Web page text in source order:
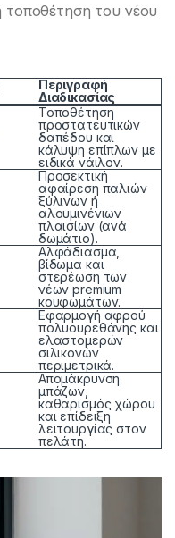
του νέου
Περιγραφή
Διαδικασίας
Τοποθέτηση
προστατευτικών
δαπέδου και
κάλυψη επίπλων με
ειδικά νάιλον.
Προσεκτική
αφαίρεση παλιών
ξύλινων ή
αλουμινένιων
πλαισίων (ανά
δωμάτιο).
Αλφάδιασμα,
βίδωμα και
στερέωση των
νέων premium
κουφωμάτων.
Εφαρμογή αφρού
πολυουρεθάνης και
ελαστομερών
σιλικονών
περιμετρικά.
Απομάκρυνση
μπάζων,
καθαρισμός χώρου
και επίδειξη
λειτουργίας στον
πελάτη.